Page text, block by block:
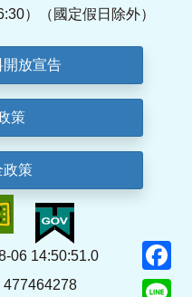
）（國定假日除外）
開放宣告
策
政策
06 14:50:51.0
477464278